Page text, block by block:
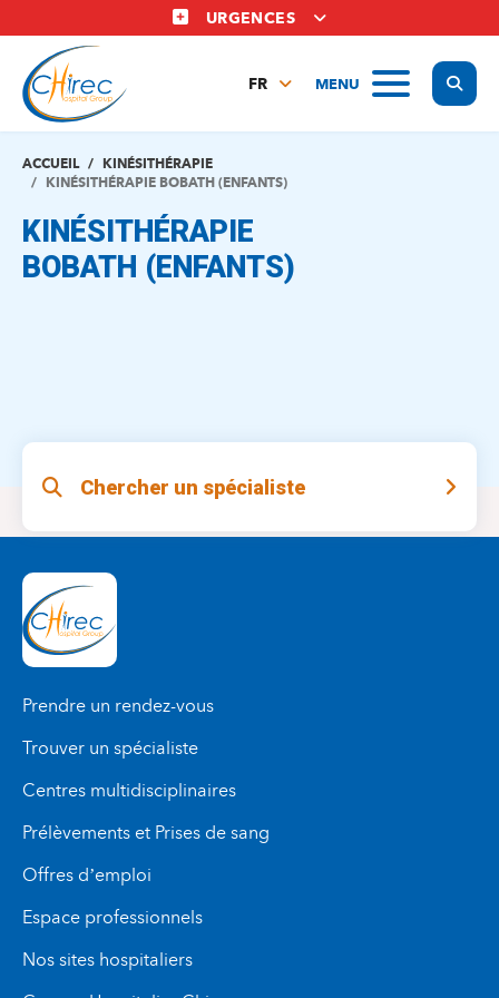
au
contenu
principal
URGENCES
MENU
FR
ACCUEIL
KINÉSITHÉRAPIE
KINÉSITHÉRAPIE BOBATH (ENFANTS)
KINÉSITHÉRAPIE
BOBATH (ENFANTS)
Chercher un spécialiste
Prendre un rendez-vous
Trouver un spécialiste
Centres multidisciplinaires
Prélèvements et Prises de sang
Offres d’emploi
Espace professionnels
Nos sites hospitaliers